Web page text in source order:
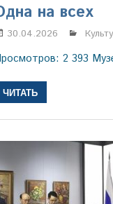
на всех
30.04.2026
2 393
ЧИТАТЬ